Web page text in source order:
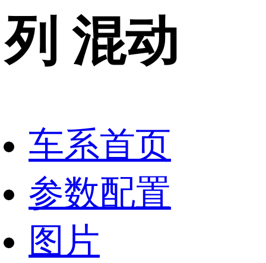
列 混动
车系首页
参数配置
图片